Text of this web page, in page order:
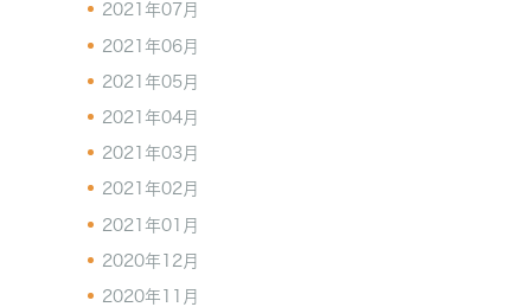
2021年07月
2021年06月
2021年05月
2021年04月
2021年03月
2021年02月
2021年01月
2020年12月
2020年11月